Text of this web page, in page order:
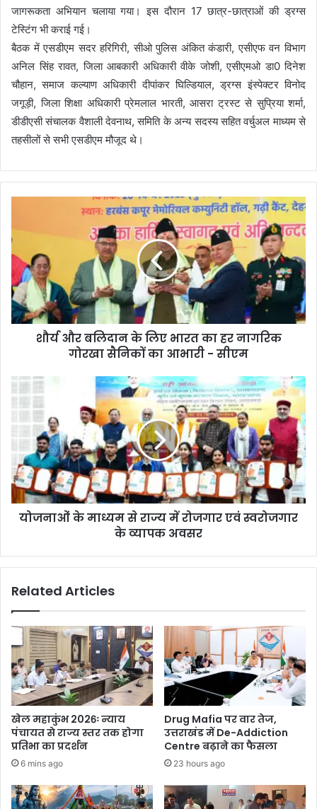
जागरूकता अभियान चलाया गया। इस दौरान 17 छात्र-छात्राओं की ड्रग्स
टेस्टिंग भी कराई गई।
बैठक में एसडीएम सदर हरिगिरी, सीओ पुलिस अंकित कंडारी, एसीएफ वन विभाग
अनिल सिंह रावत, जिला आबकारी अधिकारी वीके जोशी, एसीएमओ डा0 दिनेश
चौहान, समाज कल्याण अधिकारी दीपांकर घिल्डियाल, ड्रग्स इंस्पेक्टर विनोद
जगूड़ी, जिला शिक्षा अधिकारी प्रेमलाल भारती, आसरा ट्रस्ट से सुप्रिया शर्मा,
डीडीएसी संचालक वैशाली देवनाथ, समिति के अन्य सदस्य सहित वर्चुअल माध्यम से
तहसीलों से सभी एसडीएम मौजूद थे।
शौर्य और बलिदान के लिए भारत का हर नागरिक
गोरखा सैनिकों का आभारी - सीएम
योजनाओं के माध्यम से राज्य में रोजगार एवं स्वरोजगार
के व्यापक अवसर
Related Articles
खेल महाकुंभ 2026ः न्याय
पंचायत से राज्य स्तर तक होगा
प्रतिभा का प्रदर्शन
6 mins ago
Drug Mafia पर वार तेज,
उत्तराखंड में De-Addiction
Centre बढ़ाने का फैसला
23 hours ago